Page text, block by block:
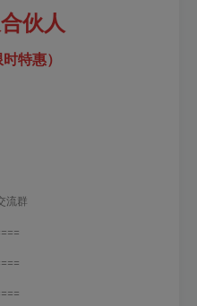
伙人
特惠）
流群